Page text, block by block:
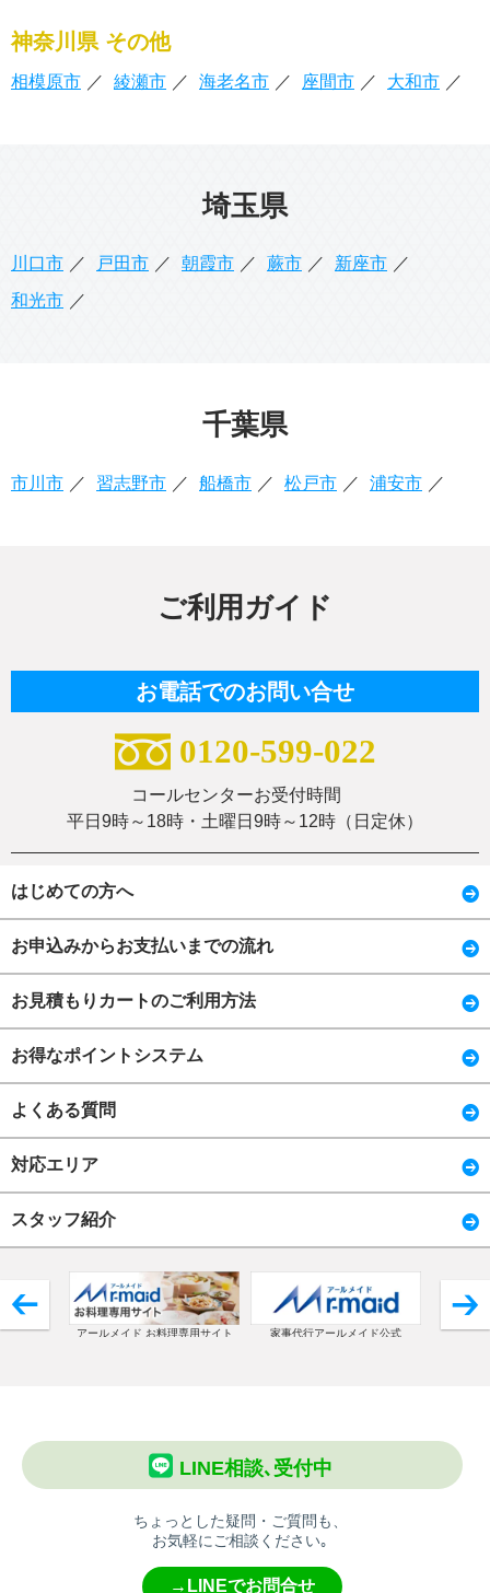
神奈川県 その他
相模原市 綾瀬市 海老名市 座間市 大和市
埼玉県
川口市 戸田市 朝霞市 蕨市
新座市
和光市
千葉県
市川市 習志野市 船橋市 松戸市 浦安市
ご利用ガイド
お電話でのお問い合せ
0120-599-022
コールセンターお受付時間
平日9時～18時・土曜日9時～12時（日定休）
はじめての方へ
お申込みからお支払いまでの流れ
お見積もりカートのご利用方法
お得なポイントシステム
よくある質問
対応エリア
スタッフ紹介
アールメイド お料理専用サイト 家事代行アールメイド公式 コ
LINE相談､受付中
ちょっとした疑問・ご質問も、
お気軽にご相談ください｡
→LINEでお問合せ